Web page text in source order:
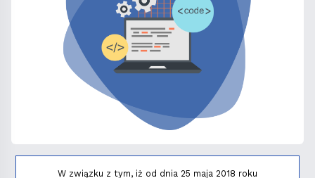
W związku z tym, iż od dnia 25 maja 2018 roku